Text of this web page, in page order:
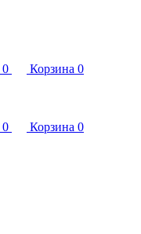
0 Корзина 0
0 Корзина 0